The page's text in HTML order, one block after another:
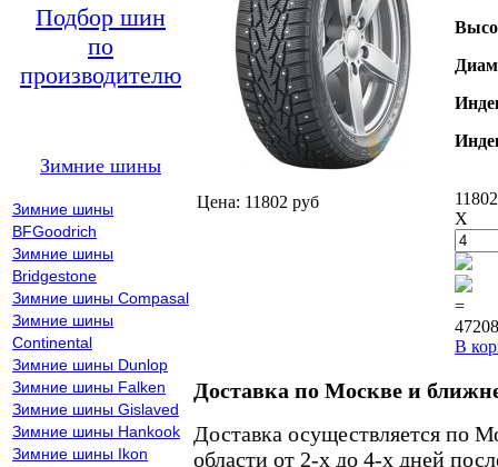
Подбор шин
по
производителю
Зимние шины
Зимние шины
BFGoodrich
Зимние шины
Bridgestone
Зимние шины Compasal
Зимние шины
Continental
Зимние шины Dunlop
Зимние шины Falken
Зимние шины Gislaved
Зимние шины Hankook
Зимние шины Ikon
Цена: 11802 руб
X
=
В
Доставка по Москве и
Доставка осуществляется по
области от 2-х до 4-х дней